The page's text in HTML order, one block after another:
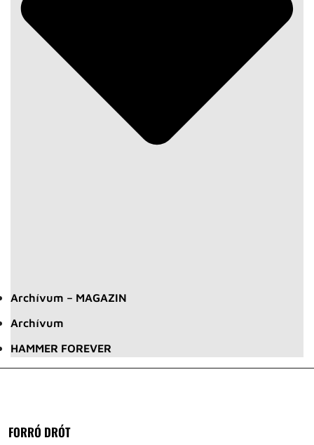
Archívum – MAGAZIN
Archívum
HAMMER FOREVER
FORRÓ DRÓT